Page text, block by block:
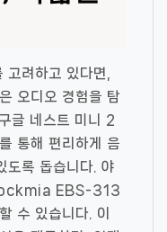
려하고 있다면,
오디오 경험을 탐
글 네스트 미니 2
통해 편리하게 음
도록 돕습니다. 야
EBS-313
수 있습니다. 이